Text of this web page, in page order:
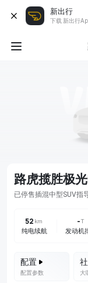
新出行
下载 新出行
路虎揽胜极
已停售插混中型SUV指
52 km
纯电续航
-T
发动机
配置
配置参数 大